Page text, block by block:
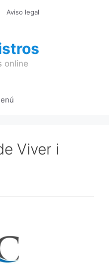
Aviso legal
online
Viver i